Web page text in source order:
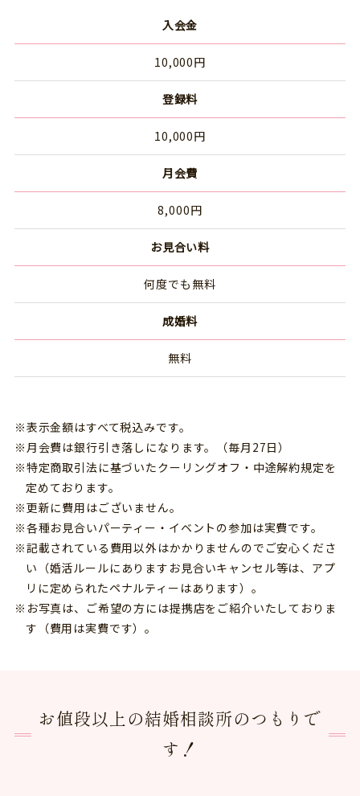
入会金
10,000円
登録料
10,000円
月会費
8,000円
お見合い料
何度でも無料
成婚料
無料
表示金額はすべて税込みです。
月会費は銀行引き落しになります。（毎月27日）
特定商取引法に基づいたクーリングオフ・中途解約規定を
定めております。
更新に費用はございません。
各種お見合いパーティー・イベントの参加は実費です。
記載されている費用以外はかかりませんのでご安心くださ
い（婚活ルールにありますお見合いキャンセル等は、アプ
リに定められたペナルティーはあります）。
お写真は、ご希望の方には提携店をご紹介いたしておりま
す（費用は実費です）。
お値段以上の結婚相談所のつもりで
す！